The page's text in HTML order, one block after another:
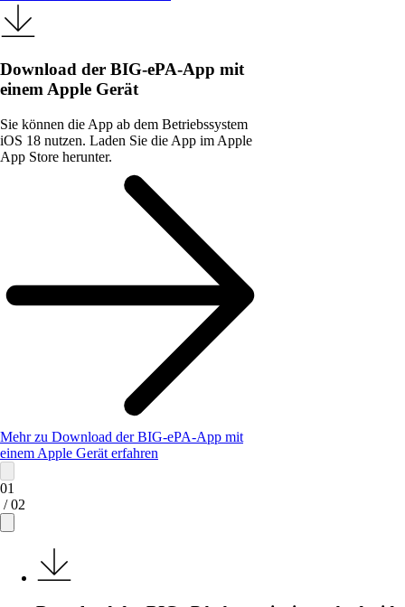
Download der BIG-ePA-App mit
einem Apple Gerät
Sie können die App ab dem Betriebssystem
iOS 18 nutzen. Laden Sie die App im Apple
App Store herunter.
Mehr zu Download der BIG-ePA-App mit
einem Apple Gerät erfahren
01
/ 02